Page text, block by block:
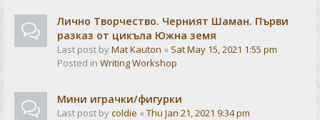
Лично Творчество. Черният Шаман. Първи
разказ от цикъла Южна земя
Last post byMat Kauton « Sat May 15, 2021 1:55 pm
Posted in Writing Workshop
Мини играчки/фигурки
Last post bycoldie « Thu Jan 21, 2021 9:34 pm